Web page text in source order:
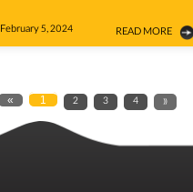
READ MORE
February 5, 2024
« 1 2 3 4 »